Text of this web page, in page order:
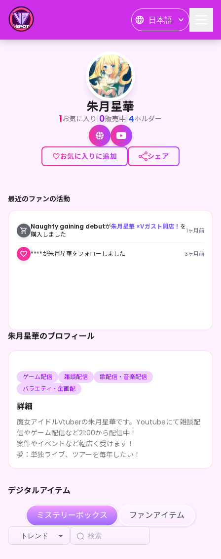
日本語
朱月星華
<p>魔女アイドルVtuberの朱月星華です。Youtubeにて雑談
朱月星華
1お気に入り |0販売中|4ホルダー
お気に入りに追加 シェア
朱月星華のプロフィール
ゲーム配信 雑談配信
歌配信・音楽配信
バラエティ・企画配
詳細
魔女アイドルVtuberの朱月星華です。Youtubeにて雑談配
信やゲーム配信など21:00から配信中！
案件やイベントなど幅広く受けます！
夢：単独ライブ、ツアーを毎年したい！
デジタルアイテム
ミステリーボックス ファンアイテム
トレンド
最近のファンの活動
Naughty gaining debutが朱月星華 ×Vガスト開店！ を
購入しました
1ヶ月前
****が朱月星華をフォローしました 3ヶ月前